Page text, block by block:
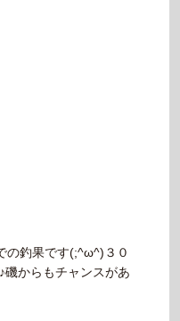
の釣果です(;^ω^)３０
磯からもチャンスがあ